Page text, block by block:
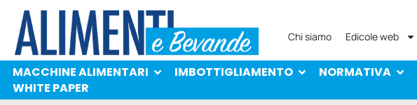
MACCHINE ALIMENTARI
PROTAGONISTI
WHITE PAPER
Chi siamo Edicole web
MACCHINE ALIMENTARI IMBOTTIGLIAMENTO NORMATIVA
WHITE PAPER